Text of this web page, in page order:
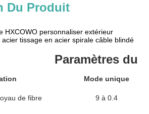
Du Produit
HXCOWO personnaliser extérieur
tissage en acier spirale câble blindé
Paramètres du
Mode unique
de fibre 9 à 0.4